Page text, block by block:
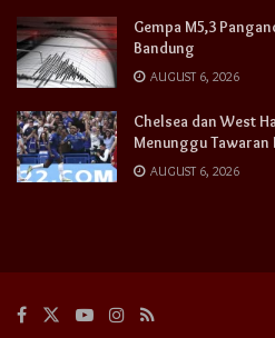
Gempa M5,3
Bandung
AUGUST 6, 2026
Chelsea dan West
Menunggu Tawaran
AUGUST 6, 2026